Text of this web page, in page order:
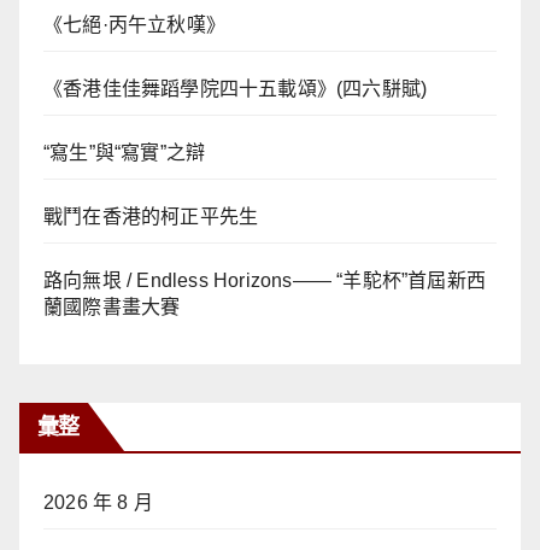
《七絕·丙午立秋嘆》
《香港佳佳舞蹈學院四十五載頌》(四六駢賦)
“寫生”與“寫實”之辯
戰鬥在香港的柯正平先生
路向無垠 / Endless Horizons—— “羊駝杯”首屆新西
蘭國際書畫大賽
彙整
2026 年 8 月